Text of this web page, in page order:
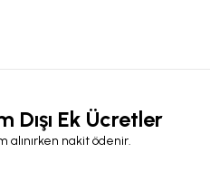
Dışı Ek Ücretler
alınırken nakit ödenir.